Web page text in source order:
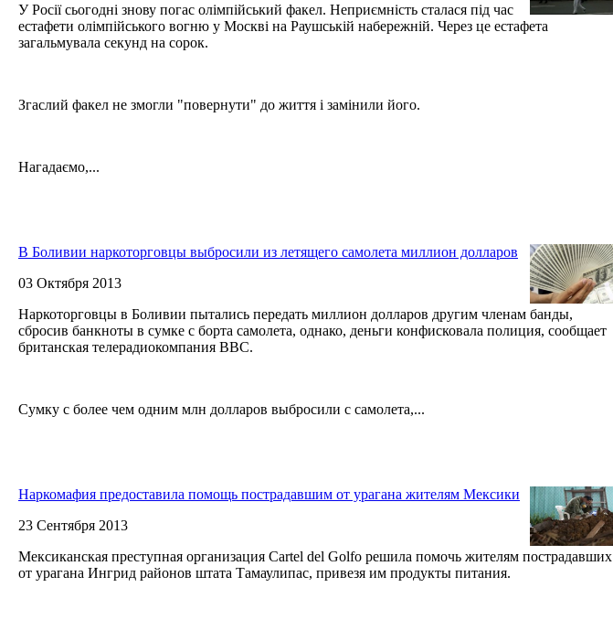
У Росії сьогодні знову погас олімпійський факел. Неприємність сталася під час
естафети олімпійського вогню у Москві на Раушській набережній. Через це естафета
загальмувала секунд на сорок.
Згаслий факел не змогли "повернути" до життя і замінили його.
Нагадаємо,...
В Боливии наркоторговцы выбросили из летящего самолета миллион долларов
03 Октября 2013
Наркоторговцы в Боливии пытались передать миллион долларов другим членам банды,
сбросив банкноты в сумке с борта самолета, однако, деньги конфисковала полиция, сообщает
британская телерадиокомпания ВВС.
Cумку с более чем одним млн долларов выбросили с самолета,...
Наркомафия предоставила помощь пострадавшим от урагана жителям Мексики
23 Сентября 2013
Мексиканская преступная организация Cartel del Golfo решила помочь жителям пострадавших
от урагана Ингрид районов штата Тамаулипас, привезя им продукты питания.